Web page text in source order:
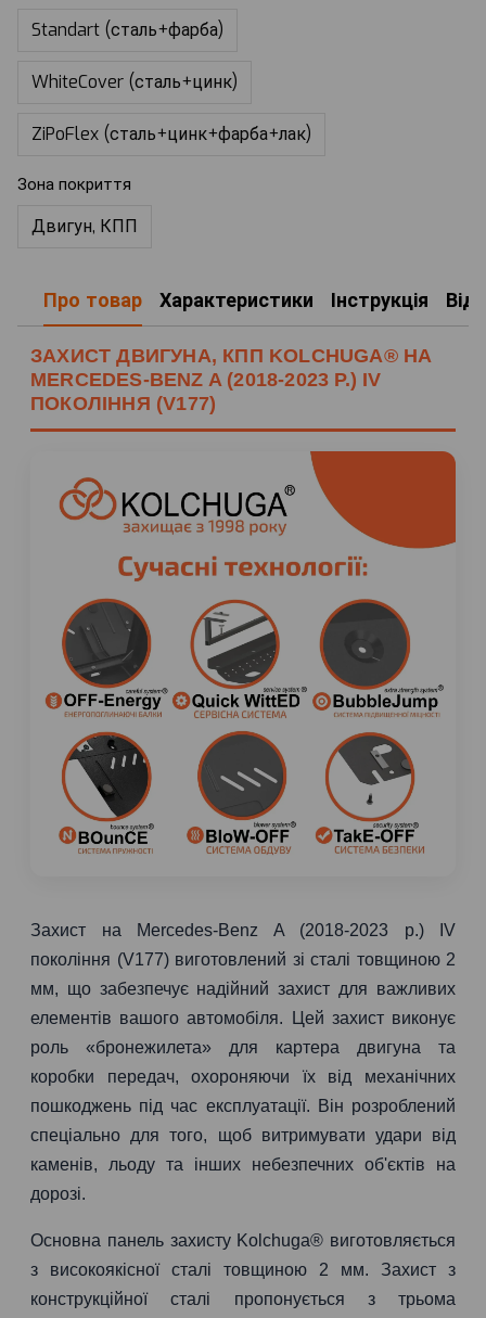
Standart (сталь+фарба)
WhiteCover (сталь+цинк)
ZiPoFlex (сталь+цинк+фарба+лак)
Зона покриття
Двигун, КПП
Про товар Характеристики Інструкція
ЗАХИСТ ДВИГУНА, КПП KOLCHUGA® НА
MERCEDES-BENZ A (2018-2023 Р.) IV
ПОКОЛІННЯ (V177)
Захист на Mercedes-Benz A (2018-2023 р.) IV
покоління (V177) виготовлений зі сталі товщиною 2
мм, що забезпечує надійний захист для важливих
елементів вашого автомобіля. Цей захист виконує
роль «бронежилета» для картера двигуна та
коробки передач, охороняючи їх від механічних
пошкоджень під час експлуатації. Він розроблений
спеціально для того, щоб витримувати удари від
каменів, льоду та інших небезпечних об'єктів на
дорозі.
Основна панель захисту Kolchuga® виготовляється
з високоякісної сталі товщиною 2 мм. Захист з
конструкційної сталі пропонується з трьома